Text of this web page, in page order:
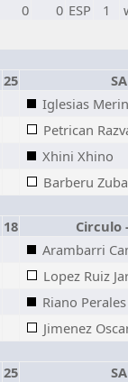
0 0 ESP 1
25
Iglesias
Petrican
Xhini Xhino
Barberu
18
Circulo
Arambarri
Lopez Ruiz
Riano
Jimenez
25